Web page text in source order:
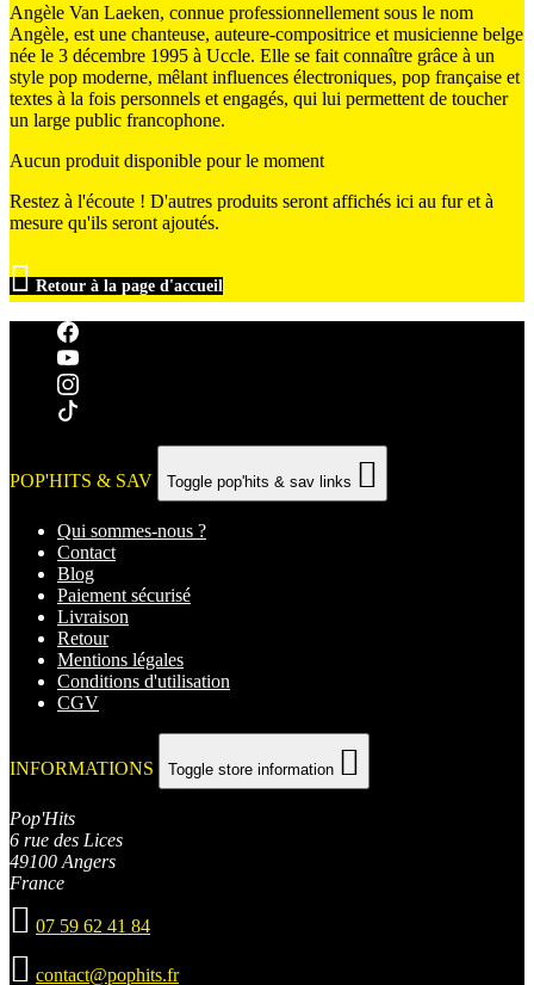
Angèle Van Laeken, connue professionnellement sous le nom
Angèle, est une chanteuse, auteure-compositrice et musicienne belge
née le 3 décembre 1995 à Uccle. Elle se fait connaître grâce à un
style pop moderne, mêlant influences électroniques, pop française et
textes à la fois personnels et engagés, qui lui permettent de toucher
un large public francophone.
Aucun produit disponible pour le moment
Restez à l'écoute ! D'autres produits seront affichés ici au fur et à
mesure qu'ils seront ajoutés.
 Retour à la page d'accueil
POP'HITS & SAV Toggle pop'hits & sav links 
Qui sommes-nous ?
Contact
Blog
Paiement sécurisé
Livraison
Retour
Mentions légales
Conditions d'utilisation
CGV
INFORMATIONS Toggle store information 
Pop'Hits
6 rue des Lices
49100 Angers
France
 07 59 62 41 84
 contact@pophits.fr